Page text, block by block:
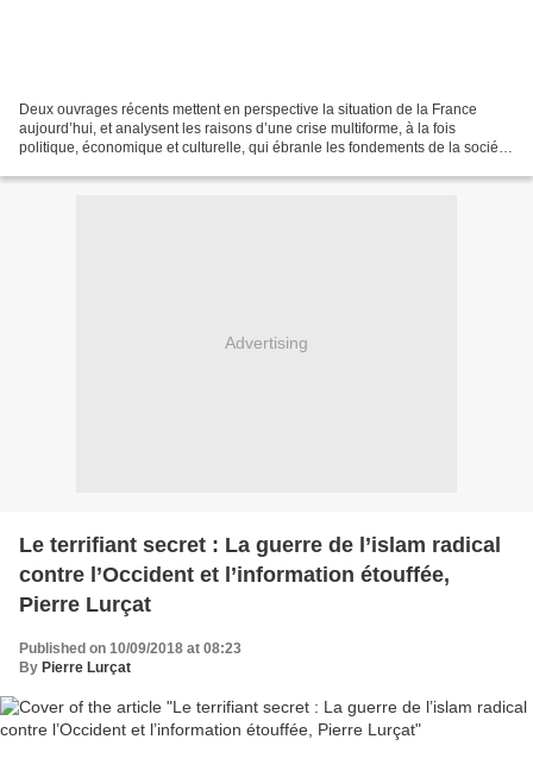
Deux ouvrages récents mettent en perspective la situation de la France
aujourd’hui, et analysent les raisons d’une crise multiforme, à la fois
politique, économique et culturelle, qui ébranle les fondements de la société
Advertising
Le terrifiant secret : La guerre de l’islam radical
contre l’Occident et l’information étouffée,
Pierre Lurçat
Published on 10/09/2018 at 08:23
By Pierre Lurçat